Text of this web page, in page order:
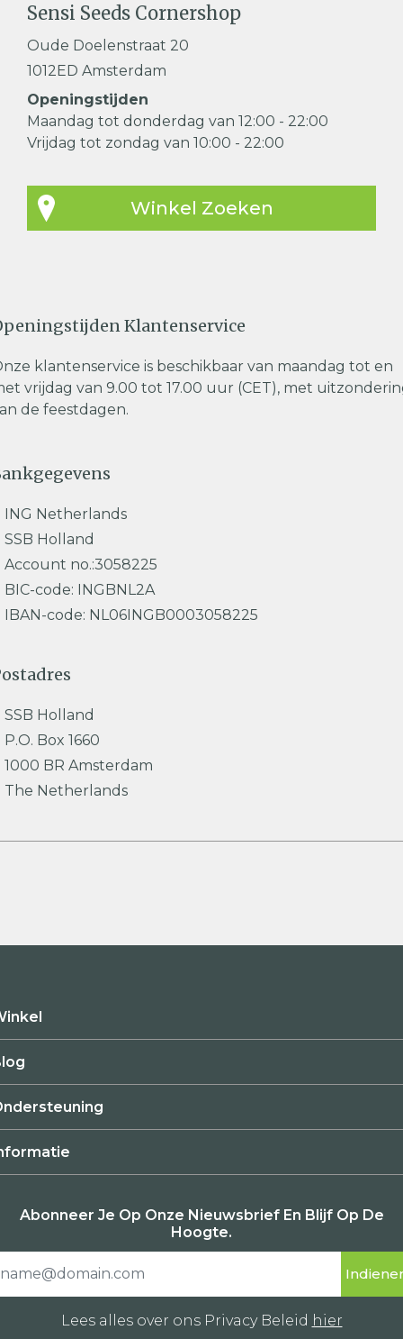
Sensi Seeds Cornershop
Oude Doelenstraat 20
1012ED Amsterdam
Openingstijden
Maandag tot donderdag van 12:00 - 22:00
Vrijdag tot zondag van 10:00 - 22:00
Winkel Zoeken
Klantenservice
klantenservice is beschikbaar van maandag tot en
vrijdag van 9.00 tot 17.00 uur (CET), met
de feestdagen.
ING Netherlands
SSB Holland
Account no.:3058225
BIC-code: INGBNL2A
IBAN-code: NL06INGB0003058225
SSB Holland
P.O. Box 1660
1000 BR Amsterdam
The Netherlands
Abonneer Je Op Onze Nieuwsbrief En Blijf Op De
Hoogte.
Lees alles over ons Privacy Beleid hier